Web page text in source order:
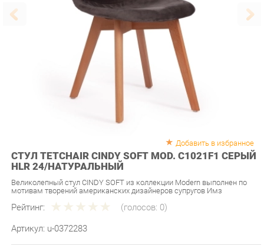
СТУЛ TETCHAIR CINDY SOFT MOD. C1021F1 СЕРЫЙ
HLR 24/НАТУРАЛЬНЫЙ
Великолепный стул CINDY SOFT из коллекции Modern выполнен по
Рейтинг: (голосов:0)
Артикул: u-0372283
Продавец: